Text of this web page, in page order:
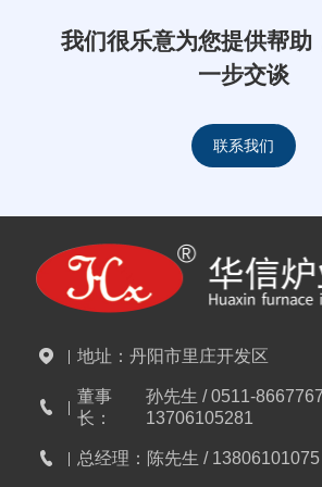
我们很乐意为您提供帮助
一步交谈
联系我们
地址： 丹阳市里庄开发区
董事
长：
孙先生 / 0511-
13706105281
总经理： 陈先生 / 13806101075